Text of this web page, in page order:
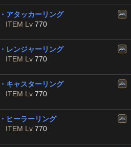
アタッカーリング
ITEM Lv 770
レンジャーリング
ITEM Lv 770
キャスターリング
ITEM Lv 770
ヒーラーリング
ITEM Lv 770